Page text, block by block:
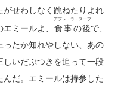
せわしなく跳ねたりよれ
ミールよ、 食事の後
アプレ・ラ・スープ
で、
たか知れやしない、あの
いだぶつきを追って一段
だ。エミールは持参した